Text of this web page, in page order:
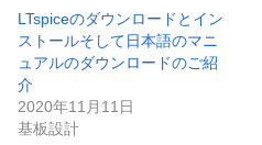
LTspiceのダウンロードとイン
ストールそして日本語のマニ
ュアルのダウンロードのご紹
介
2020年11月11日
基板設計